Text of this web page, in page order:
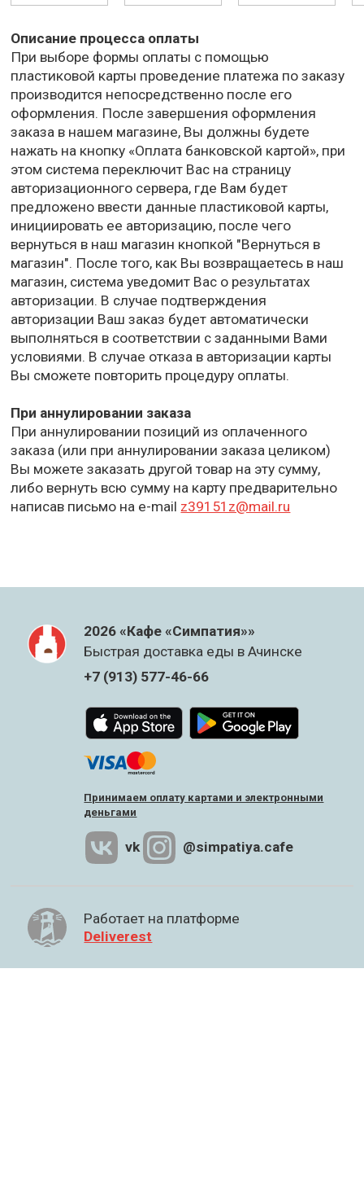
Описание процессa оплаты
При выборе формы оплаты с помощью
пластиковой карты проведение платежа по заказу
производится непосредственно после его
оформления. После завершения оформления
заказа в нашем магазине, Вы должны будете
нажать на кнопку «Оплата банковской картой», при
этом система переключит Вас на страницу
авторизационного сервера, где Вам будет
предложено ввести данные пластиковой карты,
инициировать ее авторизацию, после чего
вернуться в наш магазин кнопкой "Вернуться в
магазин". После того, как Вы возвращаетесь в наш
магазин, система уведомит Вас о результатах
авторизации. В случае подтверждения
авторизации Ваш заказ будет автоматически
выполняться в соответствии с заданными Вами
условиями. В случае отказа в авторизации карты
Вы сможете повторить процедуру оплаты.
При аннулировании заказа
При аннулировании позиций из оплаченного
заказа (или при аннулировании заказа целиком)
Вы можете заказать другой товар на эту сумму,
либо вернуть всю сумму на карту предварительно
написав письмо на e-mail z39151z@mail.ru
2026 «Кафе «Симпатия»»
Быстрая доставка еды в Ачинске
+7 (913) 577-46-66
Принимаем оплату картами и электронными
деньгами
vk @simpatiya.cafe
Работает на платформе
Deliverest